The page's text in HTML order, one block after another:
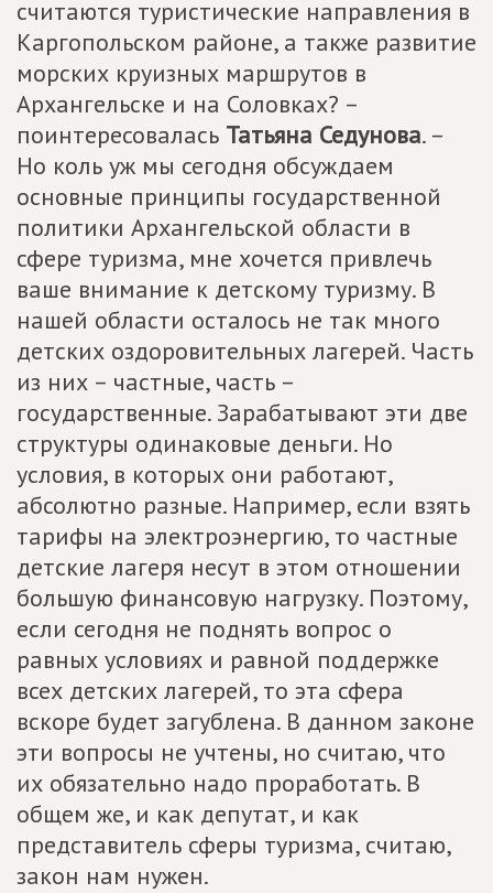
считаются туристические направления в
Каргопольском районе, а также развитие
морских круизных маршрутов в
Архангельске и на Соловках? –
поинтересовалась Татьяна Седунова. –
Но коль уж мы сегодня обсуждаем
основные принципы государственной
политики Архангельской области в
сфере туризма, мне хочется привлечь
ваше внимание к детскому туризму. В
нашей области осталось не так много
детских оздоровительных лагерей. Часть
из них – частные, часть –
государственные. Зарабатывают эти две
структуры одинаковые деньги. Но
условия, в которых они работают,
абсолютно разные. Например, если взять
тарифы на электроэнергию, то частные
детские лагеря несут в этом отношении
большую финансовую нагрузку. Поэтому,
если сегодня не поднять вопрос о
равных условиях и равной поддержке
всех детских лагерей, то эта сфера
вскоре будет загублена. В данном законе
эти вопросы не учтены, но считаю, что
их обязательно надо проработать. В
общем же, и как депутат, и как
представитель сферы туризма, считаю,
закон нам нужен.